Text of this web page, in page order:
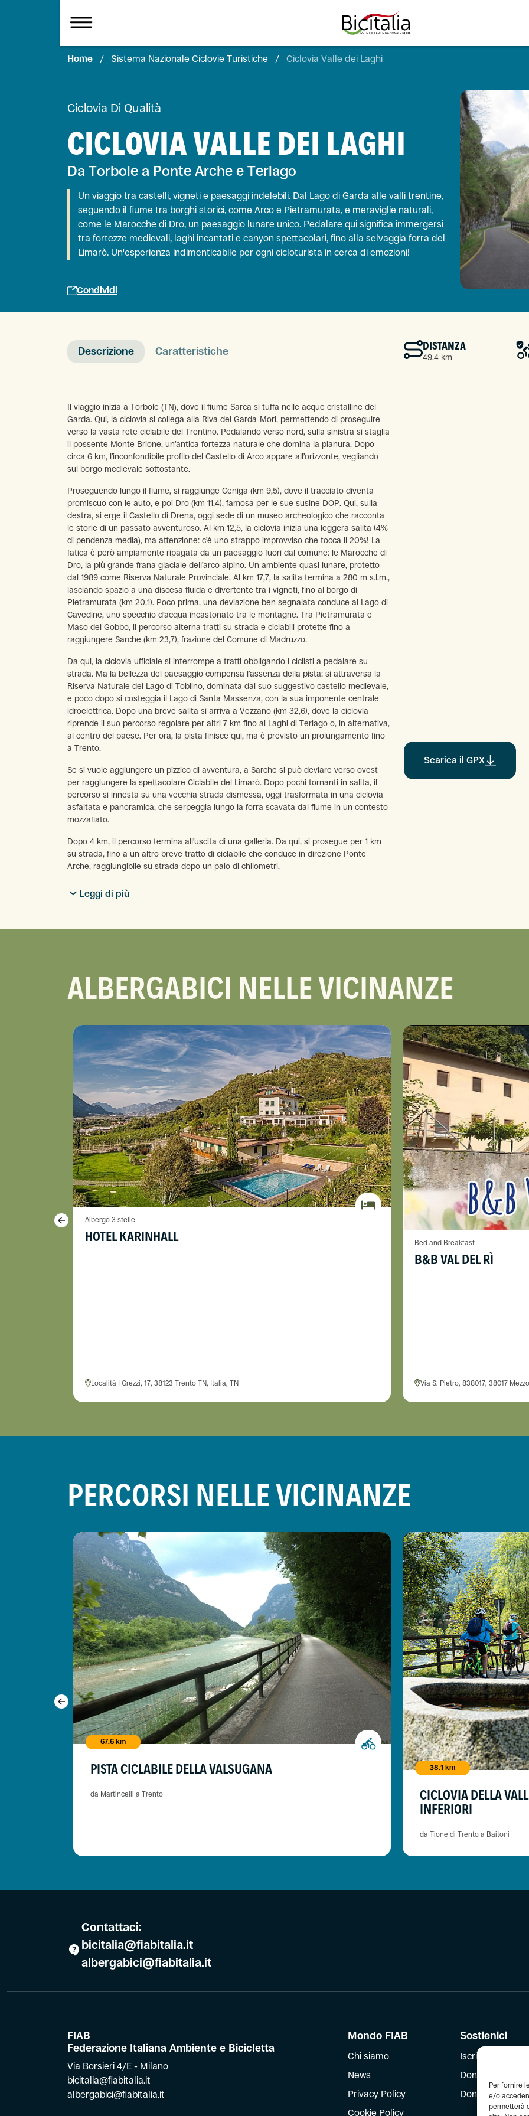
Per fornire
e/o
permetterà
Home / Sistema Nazionale Ciclovie Turistiche / Ciclovia Valle dei Laghi
Ciclovia Di Qualità
CICLOVIA VALLE DEI LAGHI
Da Torbole a Ponte Arche e Terlago
Un viaggio tra castelli, vigneti e paesaggi indelebili. Dal Lago di Garda alle valli trentine,
seguendo il fiume tra borghi storici, come Arco e Pietramurata, e meraviglie naturali,
come le Marocche di Dro, un paesaggio lunare unico. Pedalare qui significa immergersi
tra fortezze medievali, laghi incantati e canyon spettacolari, fino alla selvaggia forra del
Limarò. Un'esperienza indimenticabile per ogni cicloturista in cerca di emozioni!
Condividi
Descrizione Caratteristiche
Il viaggio inizia a Torbole (TN), dove il fiume Sarca si tuffa nelle acque cristalline del
Garda. Qui, la ciclovia si collega alla Riva del Garda-Mori, permettendo di proseguire
verso la vasta rete ciclabile del Trentino. Pedalando verso nord, sulla sinistra si staglia
il possente Monte Brione, un’antica fortezza naturale che domina la pianura. Dopo
circa 6 km, l’inconfondibile profilo del Castello di Arco appare all’orizzonte, vegliando
sul borgo medievale sottostante.
Proseguendo lungo il fiume, si raggiunge Ceniga (km 9,5), dove il tracciato diventa
promiscuo con le auto, e poi Dro (km 11,4), famosa per le sue susine DOP. Qui, sulla
destra, si erge il Castello di Drena, oggi sede di un museo archeologico che racconta
le storie di un passato avventuroso. Al km 12,5, la ciclovia inizia una leggera salita (4%
di pendenza media), ma attenzione: c’è uno strappo improvviso che tocca il 20%! La
fatica è però ampiamente ripagata da un paesaggio fuori dal comune: le Marocche di
Dro, la più grande frana glaciale dell’arco alpino. Un ambiente quasi lunare, protetto
dal 1989 come Riserva Naturale Provinciale. Al km 17,7, la salita termina a 280 m s.l.m.,
lasciando spazio a una discesa fluida e divertente tra i vigneti, fino al borgo di
Pietramurata (km 20,1). Poco prima, una deviazione ben segnalata conduce al Lago di
Cavedine, uno specchio d’acqua incastonato tra le montagne. Tra Pietramurata e
Maso del Gobbo, il percorso alterna tratti su strada e ciclabili protette fino a
raggiungere Sarche (km 23,7), frazione del Comune di Madruzzo.
Da qui, la ciclovia ufficiale si interrompe a tratti obbligando i ciclisti a pedalare su
strada. Ma la bellezza del paesaggio compensa l’assenza della pista: si attraversa la
Riserva Naturale del Lago di Toblino, dominata dal suo suggestivo castello medievale,
e poco dopo si costeggia il Lago di Santa Massenza, con la sua imponente centrale
idroelettrica. Dopo una breve salita si arriva a Vezzano (km 32,6), dove la ciclovia
riprende il suo percorso regolare per altri 7 km fino ai Laghi di Terlago o, in alternativa,
al centro del paese. Per ora, la pista finisce qui, ma è previsto un prolungamento fino
a Trento.
Se si vuole aggiungere un pizzico di avventura, a Sarche si può deviare verso ovest
per raggiungere la spettacolare Ciclabile del Limarò. Dopo pochi tornanti in salita, il
percorso si innesta su una vecchia strada dismessa, oggi trasformata in una ciclovia
asfaltata e panoramica, che serpeggia lungo la forra scavata dal fiume in un contesto
mozzafiato.
Dopo 4 km, il percorso termina all’uscita di una galleria. Da qui, si prosegue per 1 km
su strada, fino a un altro breve tratto di ciclabile che conduce in direzione Ponte
Arche, raggiungibile su strada dopo un paio di chilometri.
Leggi di più
DISTANZA
49.4 km
Scarica il GPX
ALBERGABICI NELLE VICINANZE
Albergo 3 stelle
HOTEL KARINHALL
Località I Grezzi, 17, 38123 Trento TN, Italia, TN
Bed and Breakfast
B&B VAL DEL RÌ
Via S. Pietro, 838017, 38017
PERCORSI NELLE VICINANZE
67.6 km
PISTA CICLABILE DELLA VALSUGANA
da Martincelli a Trento
38.1 km
CICLOVIA DELLA
INFERIORI
da Tione di Trento a Baitoni
Contattaci:
bicitalia@fiabitalia.it
albergabici@fiabitalia.it
FIAB
Federazione Italiana Ambiente e Bicicletta
Via Borsieri 4/E - Milano
bicitalia@fiabitalia.it
albergabici@fiabitalia.it
Mondo FIAB
Chi siamo
News
Privacy Policy
Cookie Policy
Sostienici
Iscriviti
Dona
Dona il 5 per